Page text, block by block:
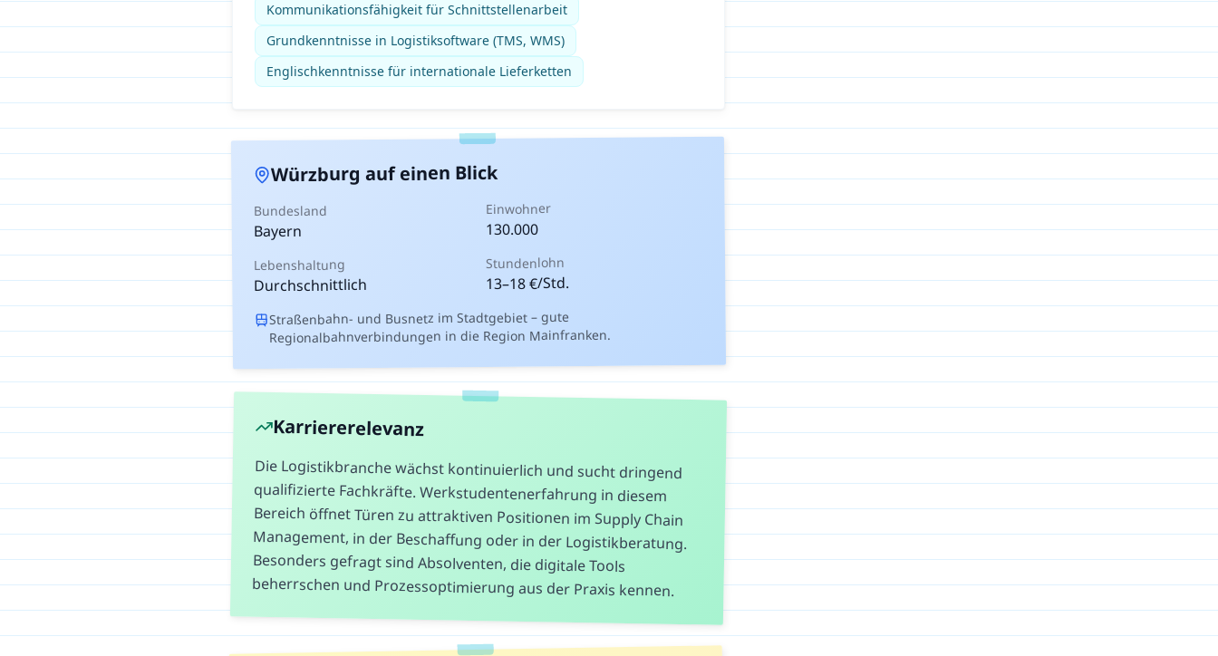
Kommunikationsfähigkeit für Schnittstellenarbeit
Grundkenntnisse in Logistiksoftware (TMS, WMS)
Englischkenntnisse für internationale Lieferketten
Würzburg auf einen Blick
Bundesland
Bayern
Einwohner
130.000
Lebenshaltung
Durchschnittlich
Stundenlohn
13–18€/Std.
Straßenbahn- und Busnetz im Stadtgebiet – gute
Regionalbahnverbindungen in die Region Mainfranken.
Karriererelevanz
Die Logistikbranche wächst kontinuierlich und sucht dringend
qualifizierte Fachkräfte. Werkstudentenerfahrung in diesem
Bereich öffnet Türen zu attraktiven Positionen im Supply Chain
Management, in der Beschaffung oder in der Logistikberatung.
Besonders gefragt sind Absolventen, die digitale Tools
beherrschen und Prozessoptimierung aus der Praxis kennen.